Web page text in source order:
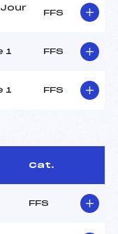
Jour
FFS
1 FFS
1 FFS
Cat.
FFS